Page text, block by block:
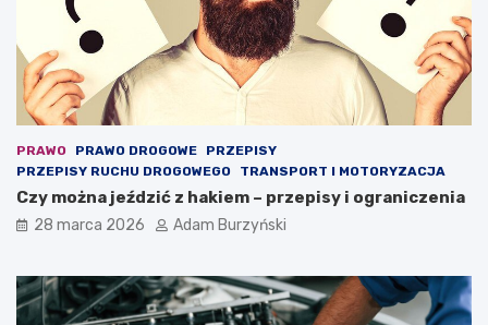
ć
ż
y
c
i
e
PRAWO PRAWO DROGOWE
PRZEPISY
PRZEPISY RUCHU DROGOWEGO
TRANSPORT I MOTORYZACJA
Czy można jeździć z hakiem – przepisy i ograniczenia
28 marca 2026 Adam Burzyński